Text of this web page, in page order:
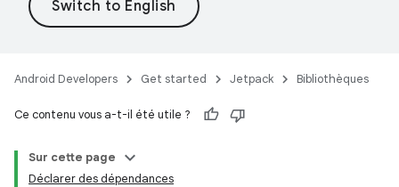
Android Developers Get started Jetpack Bibliothèques
Ce contenu vous a-t-il été utile ?
Sur cette page
Déclarer des dépendances